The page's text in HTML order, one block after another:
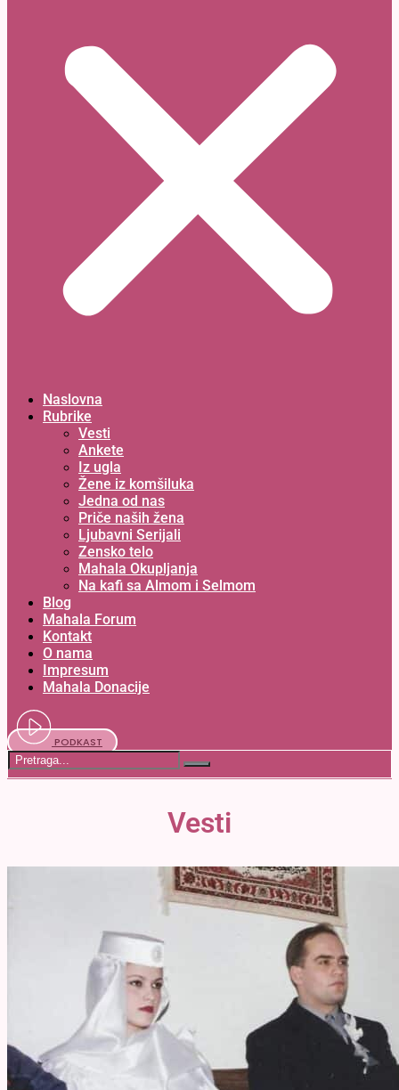
Naslovna
Rubrike
Vesti
Ankete
Iz ugla
Žene iz komšiluka
Jedna od nas
Priče naših žena
Ljubavni Serijali
Zensko telo
Mahala Okupljanja
Na kafi sa Almom i Selmom
Blog
Mahala Forum
Kontakt
O nama
Impresum
Mahala Donacije
PODKAST
Vesti